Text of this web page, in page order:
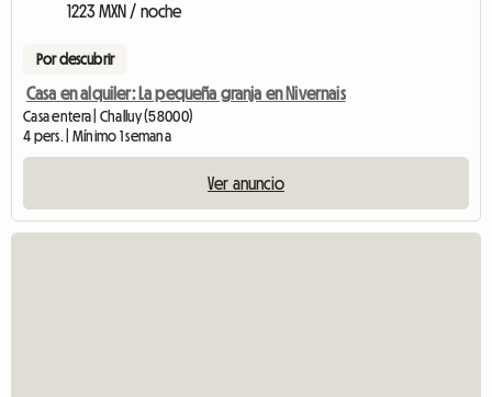
1223 MXN / noche
Por descubrir
Casa en alquiler: La pequeña granja en Nivernais
Casa entera | Challuy (58000)
4 pers. | Mínimo 1 semana
Ver anuncio